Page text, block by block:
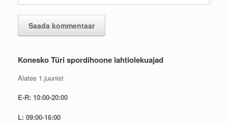
Konesko Türi spordihoone lahtiolekuajad
Alates 1.juunist
E-R: 10:00-20:00
L: 09:00-16:00